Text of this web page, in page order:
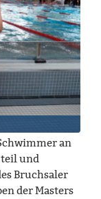
an
und
Bruchsaler
der Masters